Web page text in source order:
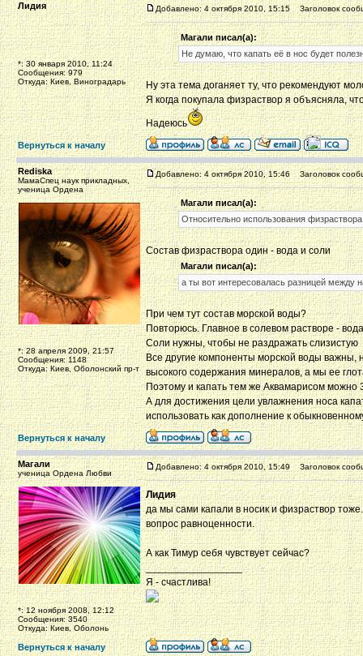
Лидия
*: 30 января 2010, 11:24
Сообщения: 979
Откуда: Киев, Виноградарь
Добавлено: 4 октября 2010, 15:15 Заголовок
Магали писал(а):
Не думаю, что капать её в нос будет
Ну эта тема доганяет ту, что рекомендуют
Я когда покупала физраствор я объясняла,
Надеюсь
Вернуться к началу
Rediska
МамаСпец наук прикладных,
ученица Ордена
*: 28 апреля 2009, 21:57
Сообщения: 1148
Откуда: Киев, Оболонский пр-т
Добавлено: 4 октября 2010, 15:46 Заголовок
Магали писал(а):
Относительно использования
Состав физраствора один - вода и соли
Магали писал(а):
а ты вот интересовалась разницей между
При чем тут состав морской воды?
Повторюсь. Главное в солевом растворе - вода
Соли нужны, чтобы не раздражать слизистую
Все другие компоненты морской воды важны,
высокого содержания минералов, а мы ее
Поэтому и капать тем же Аквамарисом можно
А для достижения цели увлажнения носа
использовать как дополнение к
Вернуться к началу
Магали
ученица Ордена Любви
*: 12 ноября 2008, 12:12
Сообщения: 3540
Откуда: Киев, Оболонь
Добавлено: 4 октября 2010, 15:49 Заголовок
Лидия
да мы сами капали в носик и физраствор
вопрос равноценности.
А как Тимур себя чувствует сейчас?
_________________
Я - счастлива!
Вернуться к началу